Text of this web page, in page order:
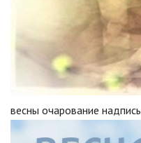
весны очарование надпись